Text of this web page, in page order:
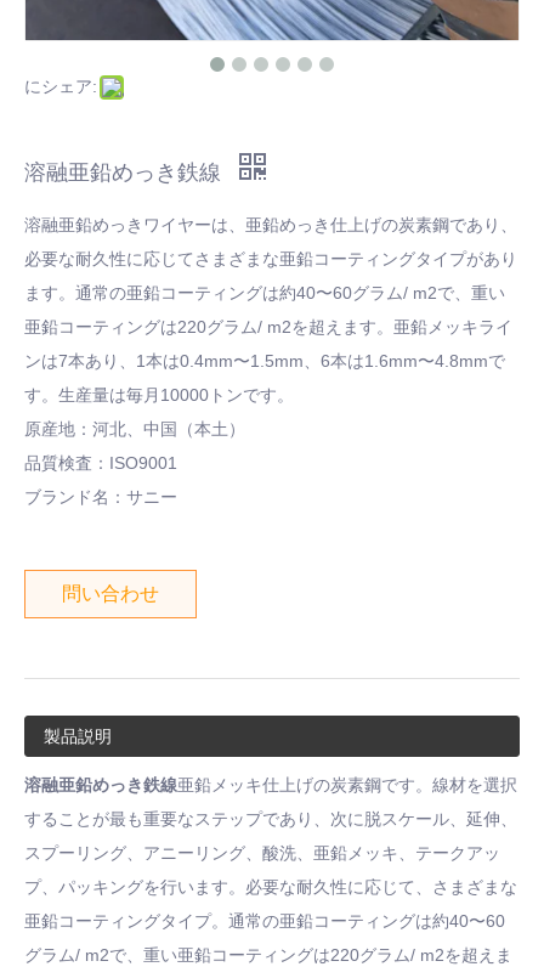
にシェア:
溶融亜鉛めっき鉄線
溶融亜鉛めっきワイヤーは、亜鉛めっき仕上げの炭素鋼であり、
必要な耐久性に応じてさまざまな亜鉛コーティングタイプがあり
ます。通常の亜鉛コーティングは約40〜60グラム/ m2で、重い
亜鉛コーティングは220グラム/ m2を超えます。亜鉛メッキライ
ンは7本あり、1本は0.4mm〜1.5mm、6本は1.6mm〜4.8mmで
す。生産量は毎月10000トンです。
原産地：河北、中国（本土）
品質検査：ISO9001
ブランド名：サニー
問い合わせ
製品説明
溶融亜鉛めっき鉄線亜鉛メッキ仕上げの炭素鋼です。線材を選択
することが最も重要なステップであり、次に脱スケール、延伸、
スプーリング、アニーリング、酸洗、亜鉛メッキ、テークアッ
プ、パッキングを行います。必要な耐久性に応じて、さまざまな
亜鉛コーティングタイプ。通常の亜鉛コーティングは約40〜60
グラム/ m2で、重い亜鉛コーティングは220グラム/ m2を超えま